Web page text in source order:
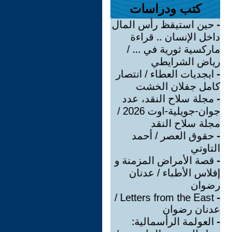
كتب ودراسات
- حين استيقظ رأس المال
داخل الإنسان .. قراءة
ماركسية ثورية في ... /
رياض الشرايطي
- ابجديات العطاء / انتصار
كامل جفلان الخشت
- مجلة سلاح النقد، عدد
جوان-جويلية-اوت 2026 /
مجلة سلاح النقد
- حقوق العصر / أحمد
التاوتي
- قصة الأمراض المزمنة و
إفلاس الأطباء / عدنان
رضوان
-
Letters from the East /
عدنان رضوان
- العولمة الرأسمالية: